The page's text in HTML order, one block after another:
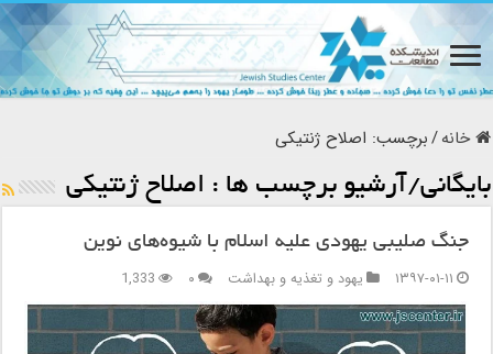
خانه/برچسب: اصلاح ژنتیکی
بایگانی/آرشیو برچسب ها : اصلاح ژنتیکی
جنگ صلیبی یهودی علیه اسلام با شیوه‌های نوین
۱۳۹۷-۰۱-۱۱
یهود و تغذیه و بهداشت ۰ 1,333